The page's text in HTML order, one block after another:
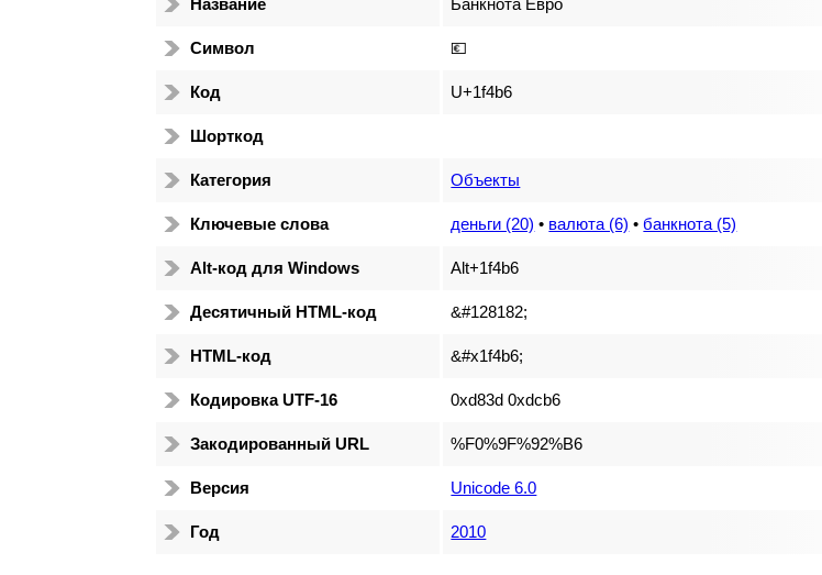
Название Банкнота Евро
Символ 💶
Код U+1f4b6
Шорткод
Категория Объекты
Ключевые слова деньги (20) • валюта (6) •банкнота (5)
Alt-код для Windows Alt+1f4b6
Десятичный HTML-код &#128182;
HTML-код &#x1f4b6;
Кодировка UTF-16 0xd83d 0xdcb6
Закодированный URL %F0%9F%92%B6
Версия Unicode 6.0
Год 2010